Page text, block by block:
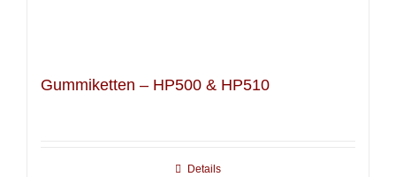
Gummiketten – HP500 & HP510
Details